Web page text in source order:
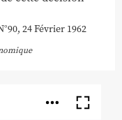
24 Février 1962